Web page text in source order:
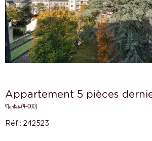
Appartement 5 pièces
Nantes (44000)
Réf : 242523